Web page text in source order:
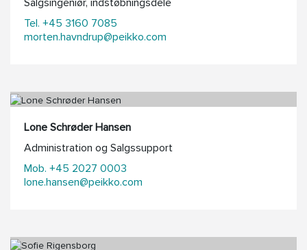
Salgsingeniør, indstøbningsdele
Tel. +45 3160 7085
morten.havndrup@peikko.com
Lone Schrøder Hansen
Administration og Salgssupport
Mob. +45 2027 0003
lone.hansen@peikko.com